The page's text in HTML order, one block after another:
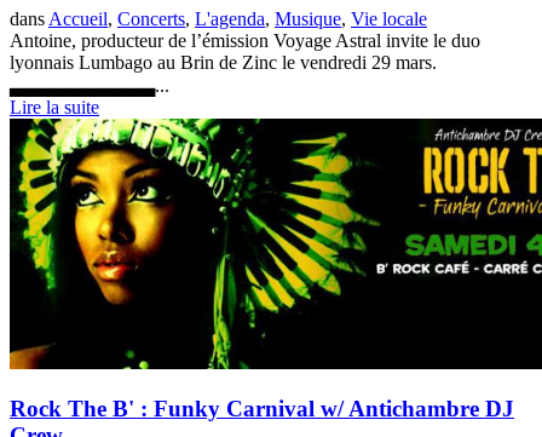
dans Accueil, Concerts, L'agenda, Musique, Vie locale
Antoine, producteur de l’émission Voyage Astral invite le duo
lyonnais Lumbago au Brin de Zinc le vendredi 29 mars.
▃▃▃▃▃▃▃▃▃▃...
Lire la suite
Rock The B' : Funky Carnival w/ Antichambre DJ